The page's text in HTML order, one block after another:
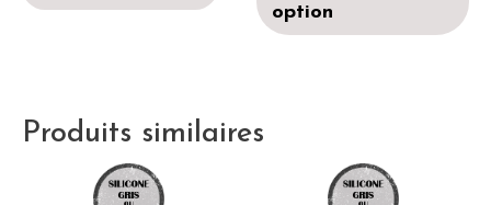
option
Produits similaires